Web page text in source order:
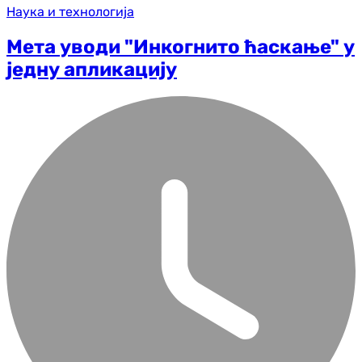
Наука и технологија
Мета уводи "Инкогнито ћаскање" у
једну апликацију